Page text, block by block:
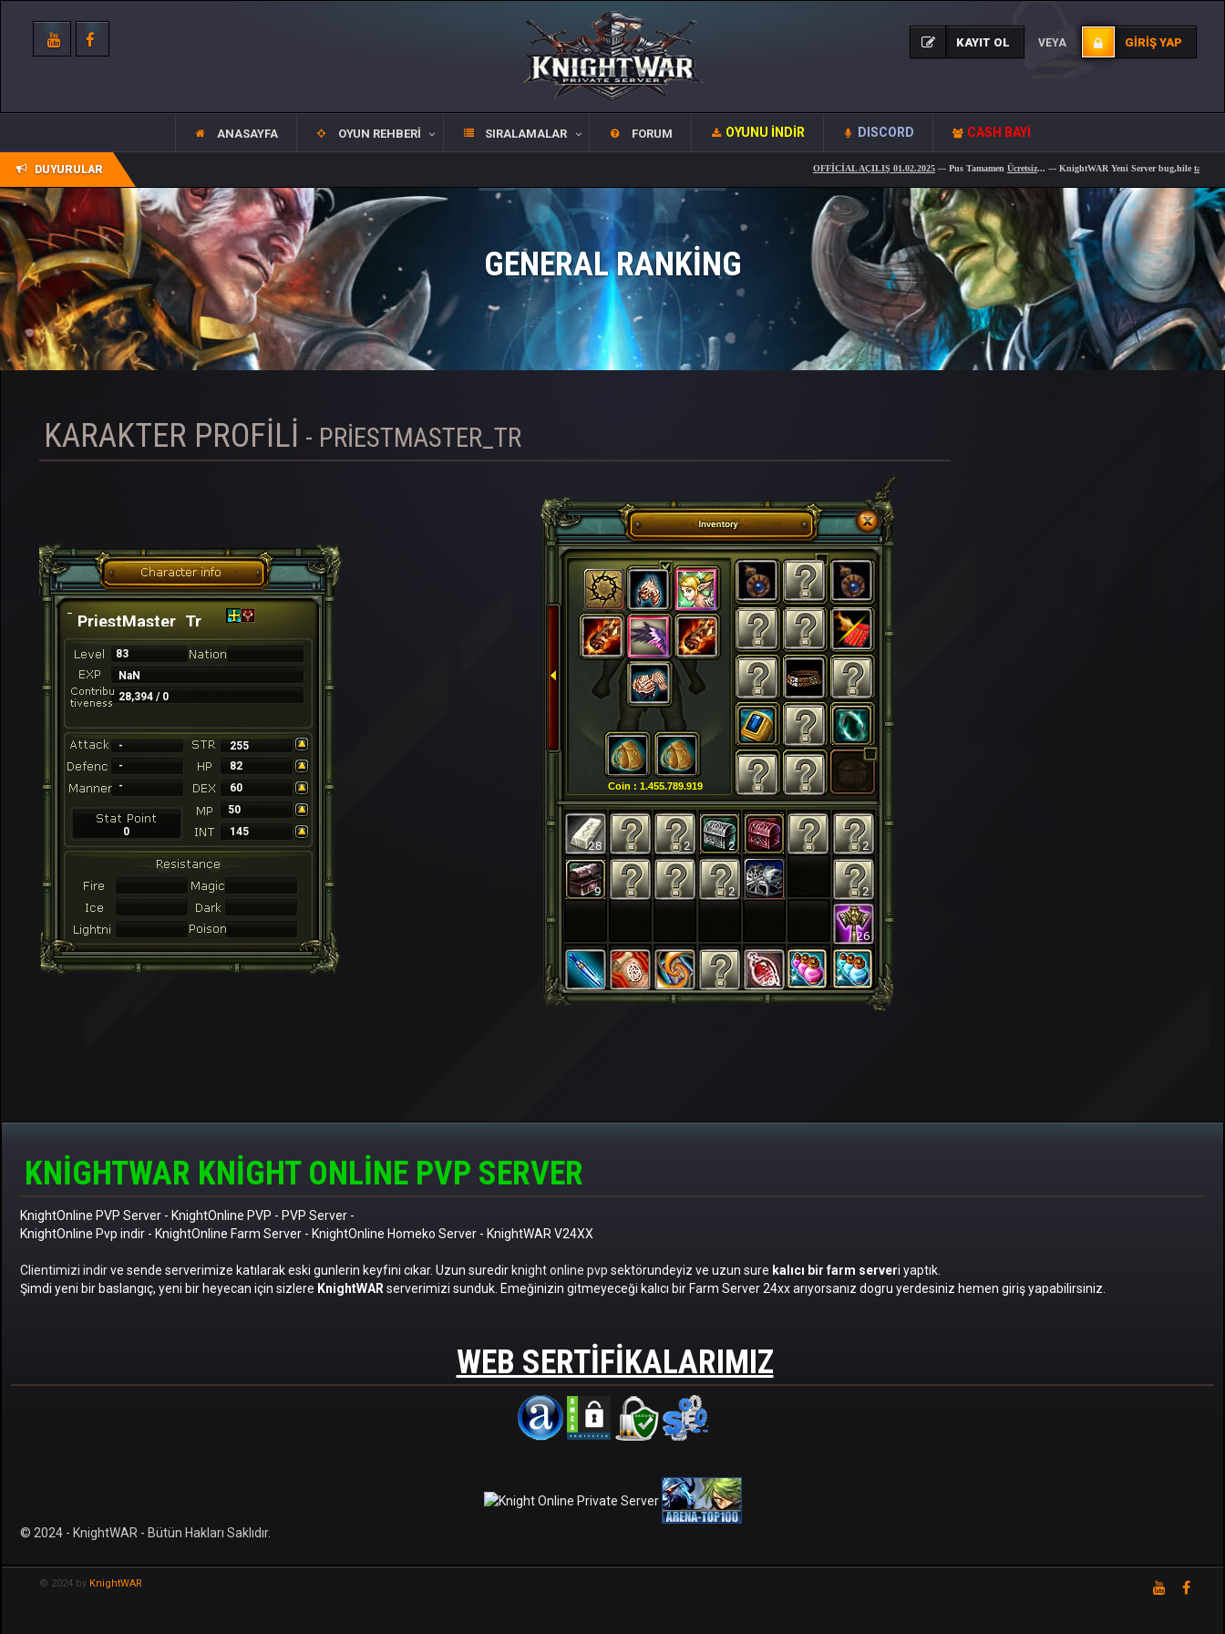
KAYIT OL VEYA GIRIŞ YAP
ANASAYFA OYUN REHBERI SIRALAMALAR FORUM OYUNU İNDIR DISCORD CASH BAYİ
DUYURULAR OFFİCİAL AÇILIŞ 01.02.2025--- Pus TamamenÜcretsiz... --- KnightWAR Yeni Server bug,hiletamamen fix
GENERAL RANKING
KARAKTER PROFILI - PRIESTMASTER_TR
PriestMaster_Tr
83
NaN
28,394 / 0
-
255
-
82
-
60
50
0
145
KNIGHTWAR KNIGHT ONLINE PVP SERVER
KnightOnline PVP Server - KnightOnline PVP - PVP Server -
KnightOnline Pvp indir - KnightOnline Farm Server - KnightOnline Homeko Server - KnightWAR V24XX
Clientimizi indirve sende serverimize katılarak eski gunlerin keyfini cıkar. Uzun suredir knight online pvp sektörundeyiz ve uzun sure kalıcı bir farm serveri yaptık.
Şimdi yeni bir baslangıç, yeni bir heyecan için sizlere KnightWAR serverimizi sunduk. Emeğinizin gitmeyeceği kalıcı bir Farm Server 24xx arıyorsanız dogru yerdesiniz hemen giriş yapabilirsiniz.
WEB SERTIFIKALARIMIZ
© 2024 - KnightWAR - Bütün Hakları Saklıdır.
© 2024 by KnightWAR